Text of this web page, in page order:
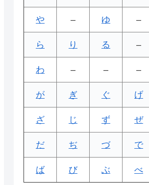
や – ゆ –
ら り る –
わ – – –
が ぎ ぐ げ
ざ じ ず ぜ
だ ぢ づ で
ば び ぶ べ